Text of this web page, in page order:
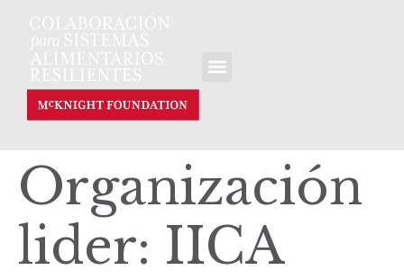
Organización
lider: IICA